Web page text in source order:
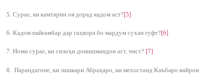
5. Сурае, ки камтарин оя дорад кадом аст?[5]
6. Кадом пайғамбар дар гаҳвора бо мардум сухан гуфт?[6]
7. Номи сурае, ки силоҳи донишмандон аст, чист? [7]
8. Парандагоне, ки лашкари Абраҳаро, ки мехостанд Каъбаро вайрон